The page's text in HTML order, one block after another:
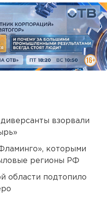
взорвали
которыми
регионы РФ
области подтопило